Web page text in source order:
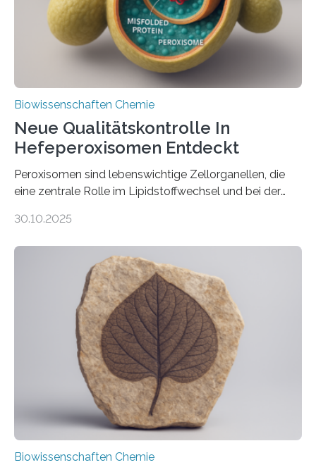
Biowissenschaften Chemie
Neue Qualitätskontrolle In
Hefeperoxisomen Entdeckt
Peroxisomen sind lebenswichtige Zellorganellen, die
eine zentrale Rolle im Lipidstoffwechsel und bei der
erfüllen können, müssen zahlreiche Enzyme präzise in
der Ruhr-Universität Bochum um Prof. Dr. Ralf Erdmann
und Dr. Ismaila Francis Yusuf hat nun einen bislang
unbekannten Qualitätskontrollmechanismus des
peroxisomalen Proteintransports in der Bäckerhefe
Saccharomyces cerevisiae entdeckt, der für die
Funktionsfähigkeit der Organellen entscheidend ist. Die
Studie wurde am 28. Oktober 2025 in der
Fachzeitschrift…
30.10.2025
Biowissenschaften Chemie